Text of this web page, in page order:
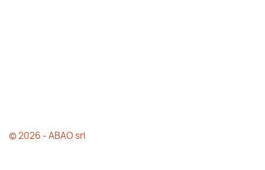
© 2026 - ABAO srl